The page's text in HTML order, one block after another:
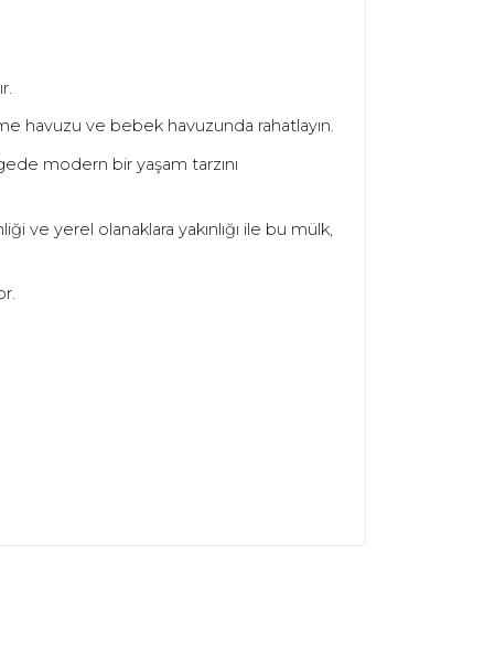
havuzu ve bebek havuzunda rahatlayın.
modern bir yaşam tarzını
ve yerel olanaklara yakınlığı ile bu mülk,